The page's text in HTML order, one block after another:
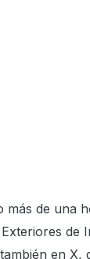
más de una
de
en X,